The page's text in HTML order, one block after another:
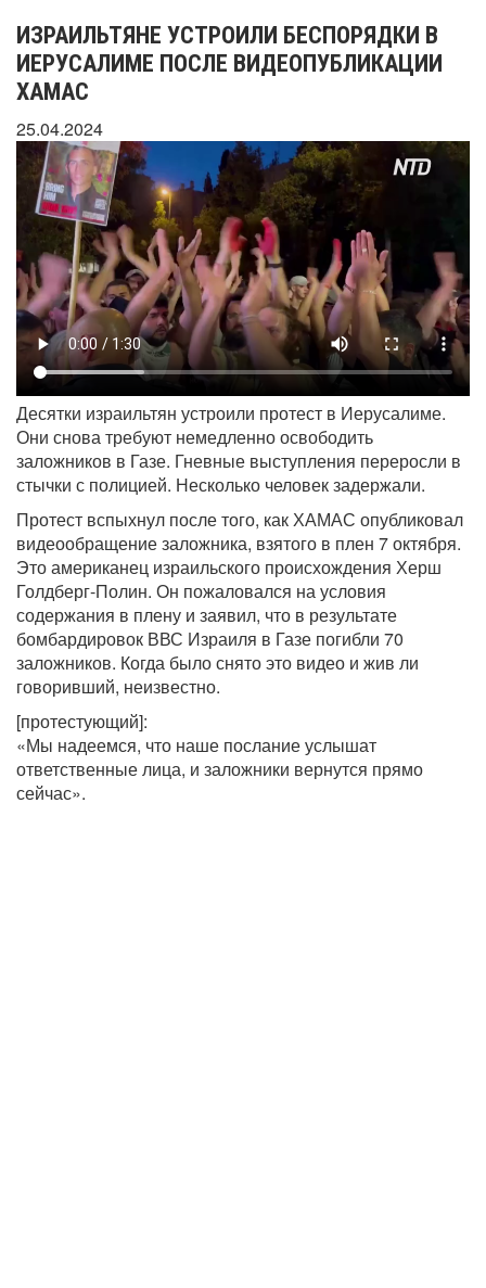
ИЗРАИЛЬТЯНЕ УСТРОИЛИ БЕСПОРЯДКИ В
ИЕРУСАЛИМЕ ПОСЛЕ ВИДЕОПУБЛИКАЦИИ
ХАМАС
25.04.2024
Десятки израильтян устроили протест в Иерусалиме.
Они снова требуют немедленно освободить
заложников в Газе. Гневные выступления переросли в
стычки с полицией. Несколько человек задержали.
Протест вспыхнул после того, как ХАМАС опубликовал
видеообращение заложника, взятого в плен 7 октября.
Это американец израильского происхождения Херш
Голдберг-Полин. Он пожаловался на условия
содержания в плену и заявил, что в результате
бомбардировок ВВС Израиля в Газе погибли 70
заложников. Когда было снято это видео и жив ли
говоривший, неизвестно.
[протестующий]:
«Мы надеемся, что наше послание услышат
ответственные лица, и заложники вернутся прямо
сейчас».